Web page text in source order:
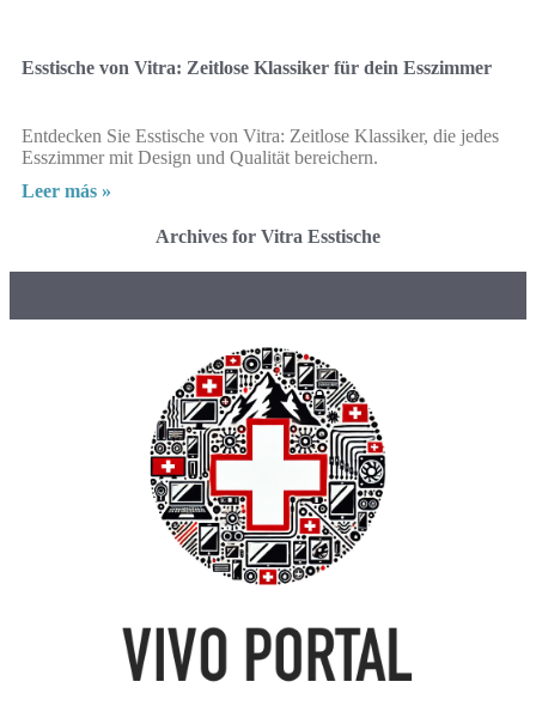
Esstische von Vitra: Zeitlose Klassiker für dein Esszimmer
Entdecken Sie Esstische von Vitra: Zeitlose Klassiker, die jedes
Esszimmer mit Design und Qualität bereichern.
Leer más »
Archives for Vitra Esstische